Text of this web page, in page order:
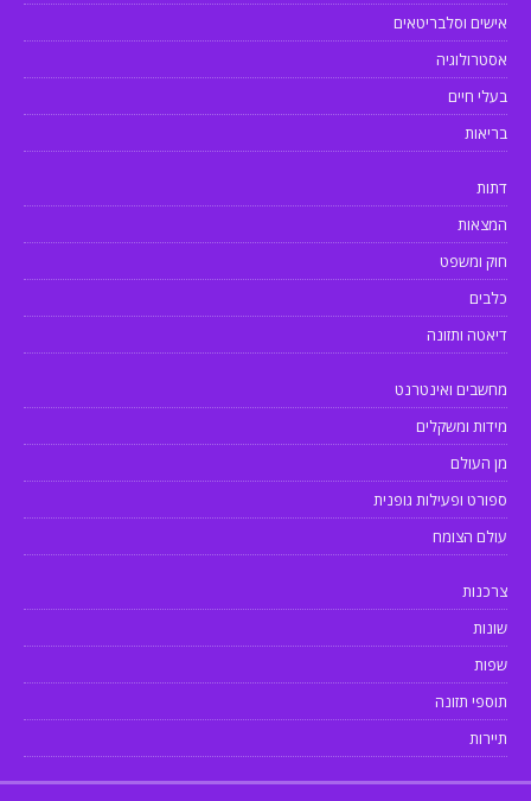
אישים וסלבריטאים
אסטרולוגיה
בעלי חיים
בריאות
דתות
המצאות
חוק ומשפט
כלבים
דיאטה ותזונה
מחשבים ואינטרנט
מידות ומשקלים
מן העולם
ספורט ופעילות גופנית
עולם הצומח
צרכנות
שונות
שפות
תוספי תזונה
תיירות